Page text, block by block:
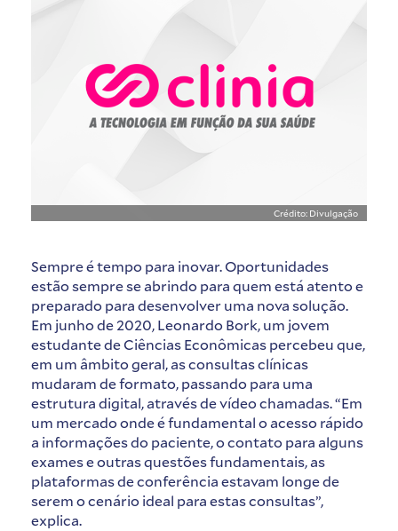
Crédito: Divulgação
Sempre é tempo para inovar. Oportunidades
estão sempre se abrindo para quem está atento e
preparado para desenvolver uma nova solução.
Em junho de 2020, Leonardo Bork, um jovem
estudante de Ciências Econômicas percebeu que,
em um âmbito geral, as consultas clínicas
mudaram de formato, passando para uma
estrutura digital, através de vídeo chamadas. “Em
um mercado onde é fundamental o acesso rápido
a informações do paciente, o contato para alguns
exames e outras questões fundamentais, as
plataformas de conferência estavam longe de
serem o cenário ideal para estas consultas”,
explica.